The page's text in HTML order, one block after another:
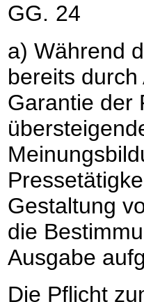
GG. 24
a) Während
bereits
Garantie der
Gestaltung
die
Ausgabe
Die Pflicht